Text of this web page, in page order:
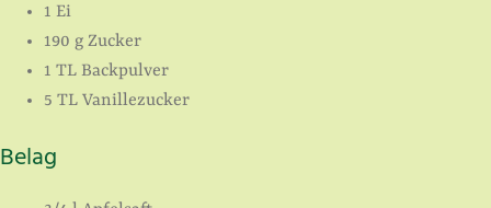
1 Ei
190 g Zucker
1 TL Backpulver
5 TL Vanillezucker
Belag